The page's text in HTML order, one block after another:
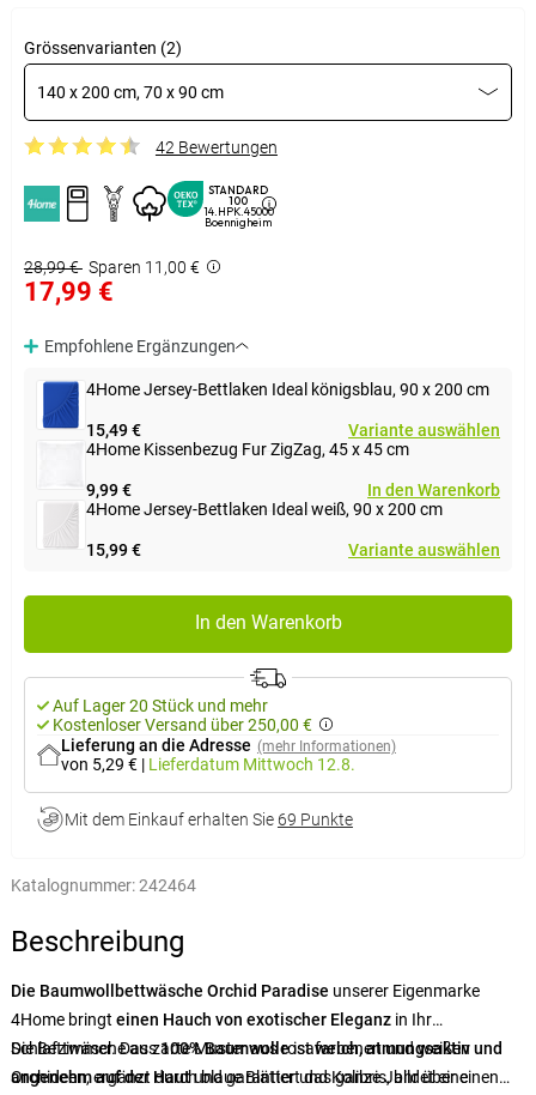
Grössenvarianten (2)
140 x 200 cm, 70 x 90 cm
42 Bewertungen
STANDARD
100
14.HPK.45000
Boennigheim
28,99 € Sparen 11,00 €
17,99 €
Empfohlene Ergänzungen
4Home Jersey-Bettlaken Ideal königsblau, 90 x 200 cm
15,49 €
Variante auswählen
4Home Kissenbezug Fur ZigZag, 45 x 45 cm
9,99 €
In den Warenkorb
4Home Jersey-Bettlaken Ideal weiß, 90 x 200 cm
15,99 € Variante auswählen
In den Warenkorb
Auf Lager 20 Stück und mehr
Kostenloser Versand über 250,00 €
Lieferung an die Adresse (mehr Informationen)
von 5,29 € | Lieferdatum Mittwoch 12.8.
Mit dem Einkauf erhalten Sie 69 Punkte
Katalognummer:242464
Beschreibung
Die Baumwollbettwäsche Orchid Paradise unserer Eigenmarke
4Home bringt einen Hauch von exotischer Eleganzin Ihr
Schlafzimmer. Das zarte Muster aus rosafarbenen und weißen
Orchideen, ergänzt durch blaue Blätter und Kolibris, bildet eine
Die Bettwäsche aus100% Baumwolleistweich, atmungsaktiv und
angenehm auf der Hautund garantiert das ganze Jahr über einen